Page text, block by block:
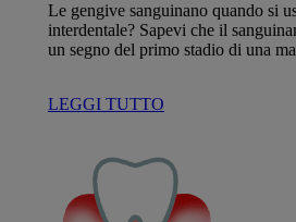
Le gengive sanguinano quando si
interdentale? Sapevi che il
un segno del primo stadio di una
LEGGI TUTTO